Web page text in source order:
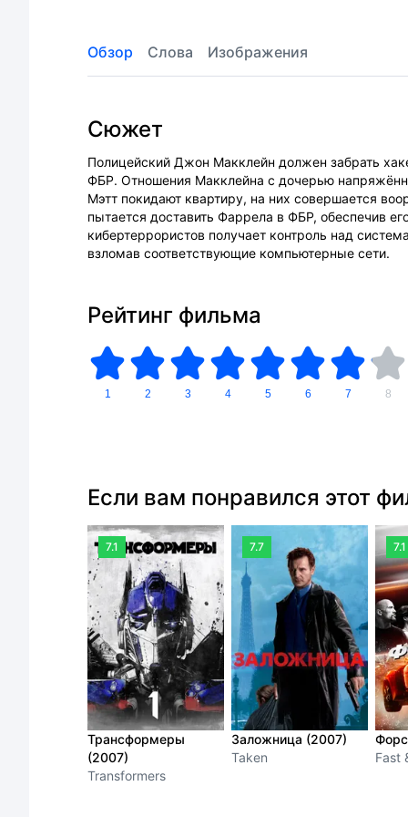
Обзор Слова Изображения
Сюжет
Полицейский Джон Макклейн должен забрать
ФБР. Отношения Макклейна с дочерью
Мэтт покидают квартиру, на них совершается
пытается доставить Фаррела в ФБР, обеспечив
кибертеррористов получает контроль над
взломав соответствующие компьютерные сети.
Рейтинг фильма
1 2 3 4 5 6 7 8
Если вам понравился этот
7.1
Трансформеры
(2007)
Transformers
7.7
Заложница (2007)
Taken
7.1
Fast